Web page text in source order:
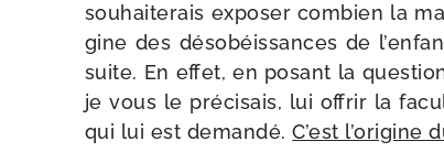
sou­hai­te­rais expo­ser com­bien la
gine des déso­béis­sances de
suite. En effet, en posant la
je vous le pré­ci­sais, lui offrir la
qui lui est deman­dé.C’est l’o­ri­gine